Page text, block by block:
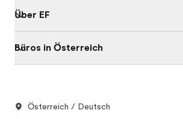
Über EF
Büros in Österreich
Österreich / Deutsch